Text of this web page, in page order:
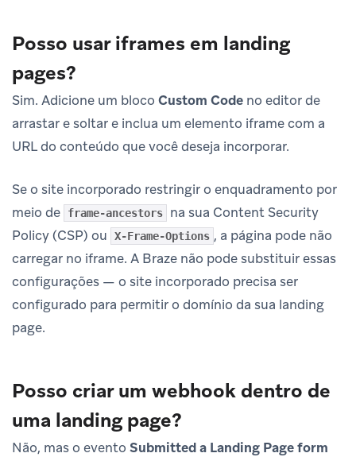
Posso usar iframes em landing
pages?
Sim. Adicione um bloco Custom Code no editor de
arrastar e soltar e inclua um elemento iframe com a
URL do conteúdo que você deseja incorporar.
Se o site incorporado restringir o enquadramento por
meio de
frame-ancestors
na sua Content Security
Policy (CSP) ou
X-Frame-Options , a página pode não
carregar no iframe. A Braze não pode substituir essas
configurações — o site incorporado precisa ser
configurado para permitir o domínio da sua landing
page.
Posso criar um webhook dentro de
uma landing page?
Não, mas o evento Submitted a Landing Page form